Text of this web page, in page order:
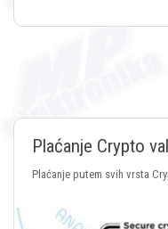
Plaćanje Crypto
Plaćanje putem svih vrsta